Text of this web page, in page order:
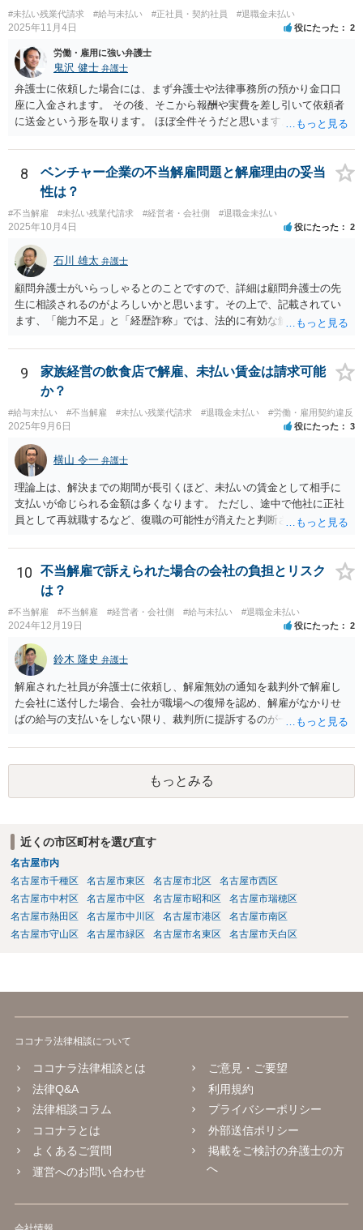
#未払い残業代請求 #給与未払い #正社員・契約社員 #退職金未払い
2025年11月4日 役にたった 2
労働・雇用に強い弁護士
鬼沢 健士 弁護士
弁護士に依頼した場合には、まず弁護士や法律事務所の預かり金口口
座に入金されます。 その後、そこから報酬や実費を差し引いて依頼者
に送金という形を取ります。 ほぼ全件そうだと思います。
8
ベンチャー企業の不当解雇問題と解雇理由の妥当
性は？
#不当解雇 #未払い残業代請求 #経営者・会社側 #退職金未払い
2025年10月4日 役にたった 2
石川 雄太 弁護士
顧問弁護士がいらっしゃるとのことですので、詳細は顧問弁護士の先
生に相談されるのがよろしいかと思います。その上で、記載されてい
ます、「能力不足」と「経歴詐称」では、法的に有効な解雇理由とす
いのです。 また、高度人材の中途社員であっても、解雇しやすいわけ
ではないです。 労働契約法１６条では、「解雇は、客観的に合理的な
理由を欠き、社会通念上相当であると認められない場合は、その権利
を濫用したものとして、無効とする。」と定めています。 そのため、
解雇が認められるためには、「改善の見込みがないほどの著しい能力
不足」や「会社に重大な損害を与えた」などの客観的の事情及び証拠
が必要となります。今回のケースのように、一度の会議資料の誤り程
度では、適法な解雇理由として認められることはまずありません。 ま
た、経歴詐称を理由とする解雇が有効になるのは、その詐称が「企業
の採用決定に重大な影響を与えるもの」と考えられています。今回の
ケースでは、過去２年の経歴が「業務委託」か「社員」かという点
は、過去２年間の業務内容自体を左右するものでなく、重大な詐称と
は判断されにくいでしょう。 そのため、いずれの理由も、適法な解雇
理由とすることは出来ないと考えます。 もっとも、上場を控えたベン
チャー企業とのことですし、社内のご事情については、顧問弁護士が
詳しく知るところと推察いたしますので、詳細は顧問弁護士の先生に
相談されるのがよろしいかと思います。
9
家族経営の飲食店で解雇、未払い賃金は請求可能
か？
#給与未払い #不当解雇 #未払い残業代請求 #退職金未払い #労働・雇用契約違反
2025年9月6日 役にたった 3
横山 令一 弁護士
理論上は、解決までの期間が長引くほど、未払いの賃金として相手に
支払いが命じられる金額は多くなります。 ただし、途中で他社に正社
員として再就職するなど、復職の可能性が消えたと判断されると、そ
また、生計を立てるためにアルバイトなどで代わりの収入を得ること
までは否定されませんが、その場合、一定割合を上限に代わりに得た
収入が未払いの賃金の金額から差し引かれることがあります。 そのた
め、必ずしも期間に比例するとは限らないことにご注意ください。 現
在の労働基準法の上では、賃金の請求権の消滅時効は３年間で、給料
日ごとに時効の起算が始まります。そのため、遅くとも、最初の未払
い賃金の給料日から３年以内に訴訟を提起する必要があります。
10
不当解雇で訴えられた場合の会社の負担とリスク
は？
#不当解雇 #不当解雇 #経営者・会社側 #給与未払い #退職金未払い
2024年12月19日 役にたった 2
鈴木 隆史 弁護士
解雇された社員が弁護士に依頼し、解雇無効の通知を裁判外で解雇し
た会社に送付した場合、会社が職場への復帰を認め、解雇がなかりせ
ばの給与の支払いをしない限り、裁判所に提訴するのが一般的な流れ
なると思います。 また、一定期間分の給与を支払い、解雇ではなく円
満退社として和解する形での解決もありあるかもしれませんが、その
場合も和解金は必要になるかと思います。
もっとみる
近くの市区町村を選び直す
名古屋市内
名古屋市千種区
名古屋市東区 名古屋市北区
名古屋市西区
名古屋市中村区
名古屋市中区 名古屋市昭和区
名古屋市瑞穂区
名古屋市熱田区
名古屋市中川区 名古屋市港区
名古屋市南区
名古屋市守山区
名古屋市緑区 名古屋市名東区 名古屋市天白区
ココナラ法律相談について
ココナラ法律相談とは
法律Q&A
法律相談コラム
ココナラとは
よくあるご質問
運営へのお問い合わせ
ご意見・ご要望
利用規約
プライバシーポリシー
外部送信ポリシー
掲載をご検討の弁護士の方
へ